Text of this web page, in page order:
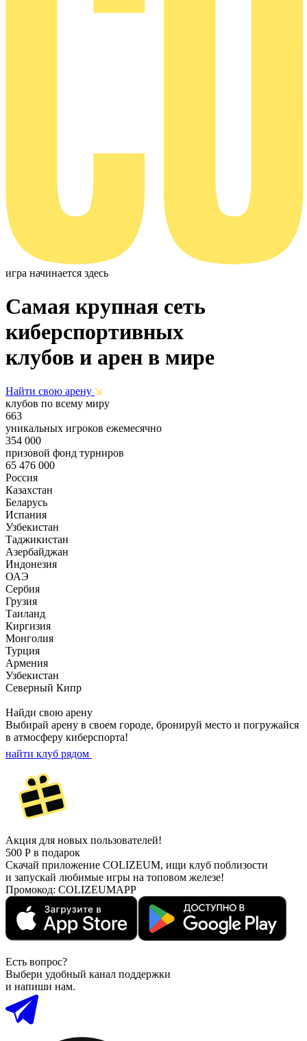
игра начинается здесь
Самая крупная сеть
киберспортивных
клубов и арен в мире
Найти свою арену
клубов по всему миру
663
уникальных игроков ежемесячно
354 000
призовой фонд турниров
65 476 000
Россия
Казахстан
Беларусь
Испания
Узбекистан
Таджикистан
Азербайджан
Индонезия
ОАЭ
Сербия
Грузия
Таиланд
Киргизия
Монголия
Турция
Армения
Узбекистан
Северный Кипр
Найди свою арену
Выбирай арену в своем городе, бронируй место и погружайся
в атмосферу киберспорта!
найти клуб рядом
Акция для новых пользователей!
500 Р в подарок
Скачай приложение COLIZEUM, ищи клуб поблизости
и запускай любимые игры на топовом железе!
Промокод: COLIZEUMAPP
Есть вопрос?
Выбери удобный канал поддержки
и напиши нам.